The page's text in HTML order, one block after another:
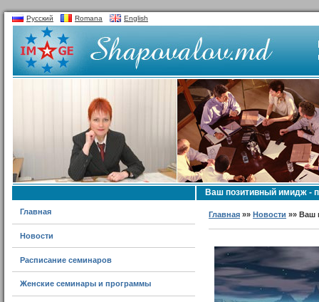
Русский Romana English
Главная
Новости
Расписание семинаров
Женские семинары и программы
Ваш позитивный имидж -
Главная »»Новости »» Ваш